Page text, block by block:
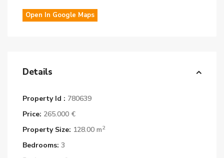
Open In Google Maps
Details
Property Id : 780639
Price: 265.000 €
Property Size: 128.00 m2
Bedrooms: 3